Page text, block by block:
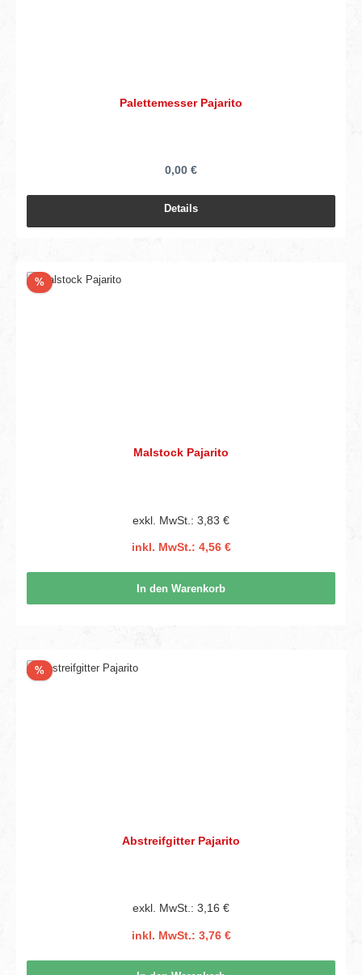
Palettemesser Pajarito
0,00 €
Details
%Rabatt
Malstock Pajarito
exkl. MwSt.: 3,83 €
inkl. MwSt.: 4,56 €
In den Warenkorb
%Rabatt
Abstreifgitter Pajarito
exkl. MwSt.: 3,16 €
inkl. MwSt.: 3,76 €